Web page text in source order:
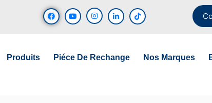
Produits Piéce De Rechange Nos Marques